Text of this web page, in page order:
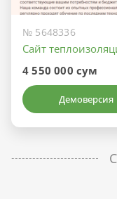
№ 5648336
Сайт
4 550 000 сум
Демоверсия